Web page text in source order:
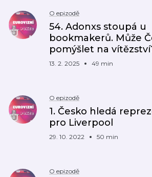
O epizodě
54. Adonxs stoupá u
bookmakerů. Může
pomýšlet na
13. 2. 2025 49 min
O epizodě
1. Česko hledá
pro Liverpool
29. 10. 2022 50 min
O epizodě